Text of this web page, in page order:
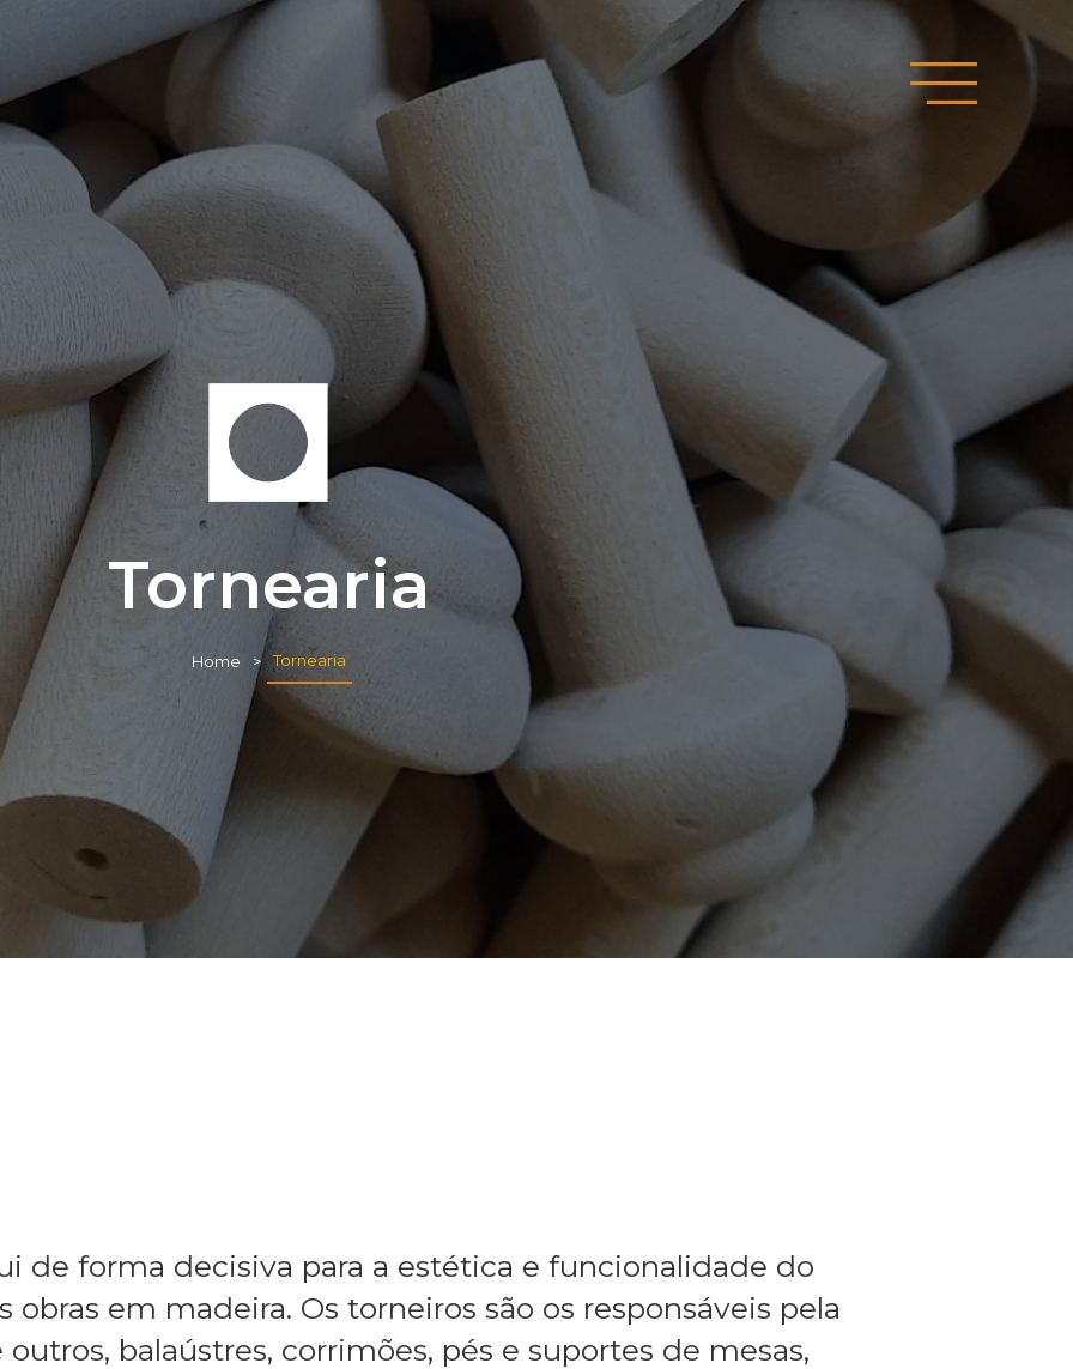
Tornearia
Home Tornearia
de forma decisiva para a estética e funcionalidade do
em madeira. Os torneiros são os responsáveis pela
balaústres, corrimões, pés e suportes de mesas,